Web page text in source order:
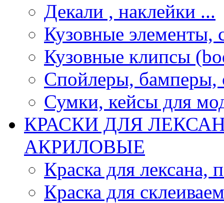
Декали , наклейки ...
Кузовные элементы,
Кузовные клипсы
Спойлеры, бамперы,
Сумки, кейсы для
КРАСКИ ДЛЯ
АКРИЛОВЫЕ
Краска для лексана,
Краска для